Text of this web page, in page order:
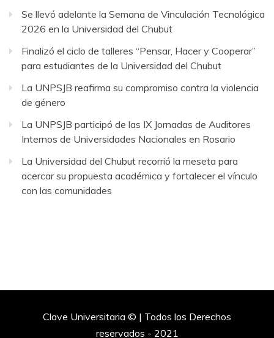
Se llevó adelante la Semana de Vinculación Tecnológica
2026 en la Universidad del Chubut
Finalizó el ciclo de talleres “Pensar, Hacer y Cooperar”
para estudiantes de la Universidad del Chubut
La UNPSJB reafirma su compromiso contra la violencia
de género
La UNPSJB participó de las IX Jornadas de Auditores
Internos de Universidades Nacionales en Rosario
La Universidad del Chubut recorrió la meseta para
acercar su propuesta académica y fortalecer el vínculo
con las comunidades
Clave Universitaria © | Todos los Derechos
reservados - 2021